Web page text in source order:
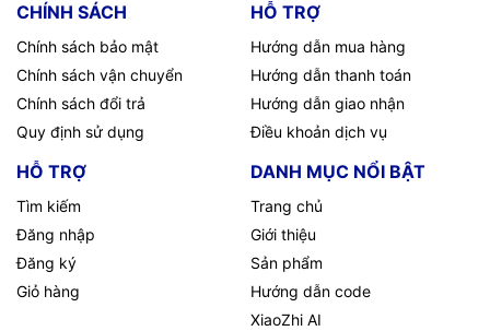
CHÍNH SÁCH
Chính sách bảo mật
Chính sách vận chuyển
Chính sách đổi trả
Quy định sử dụng
HỖ TRỢ
Hướng dẫn mua hàng
Hướng dẫn thanh toán
Hướng dẫn giao nhận
Điều khoản dịch vụ
HỖ TRỢ
Tìm kiếm
Đăng nhập
Đăng ký
Giỏ hàng
DANH MỤC NỔI BẬT
Trang chủ
Giới thiệu
Sản phẩm
Hướng dẫn code
XiaoZhi AI